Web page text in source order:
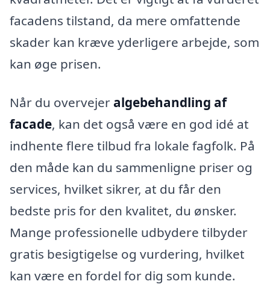
facadens tilstand, da mere omfattende
skader kan kræve yderligere arbejde, som
kan øge prisen.
Når du overvejer algebehandling af
facade, kan det også være en god idé at
indhente flere tilbud fra lokale fagfolk. På
den måde kan du sammenligne priser og
services, hvilket sikrer, at du får den
bedste pris for den kvalitet, du ønsker.
Mange professionelle udbydere tilbyder
gratis besigtigelse og vurdering, hvilket
kan være en fordel for dig som kunde.